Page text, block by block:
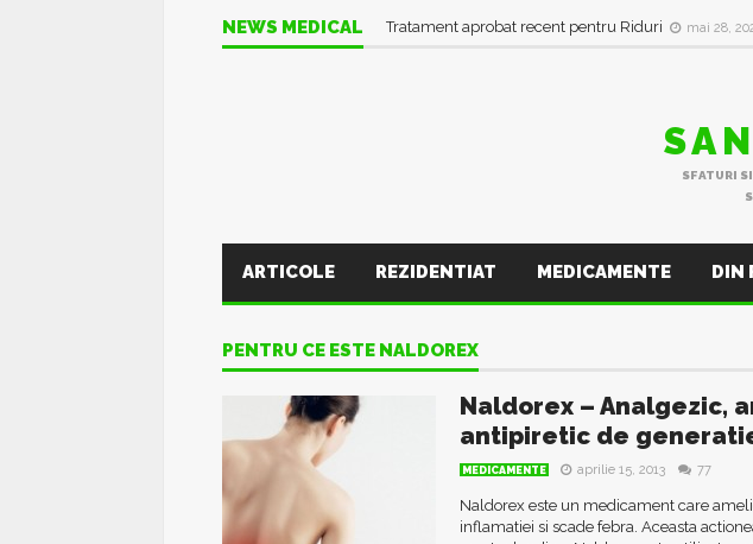
NEWS MEDICAL Tratament aprobat recent pentru Riduri mai 28,
SFATURI
ARTICOLE REZIDENTIAT MEDICAMENTE DIN
PENTRU CE ESTE NALDOREX
Naldorex – Analgezic,
antipiretic de
MEDICAMENTE aprilie 15, 2013 77
Naldorex este un medicament care
inflamatiei si scade febra. Aceasta